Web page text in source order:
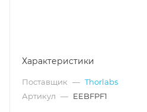
Характеристики
Поставщик — Thorlabs
Артикул — EEBFPF1